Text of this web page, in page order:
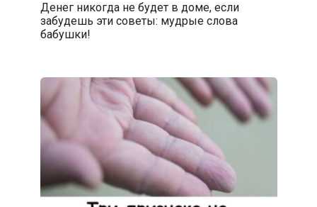
Денег никогда не будет в доме, если
забудешь эти советы: мудрые слова
бабушки!